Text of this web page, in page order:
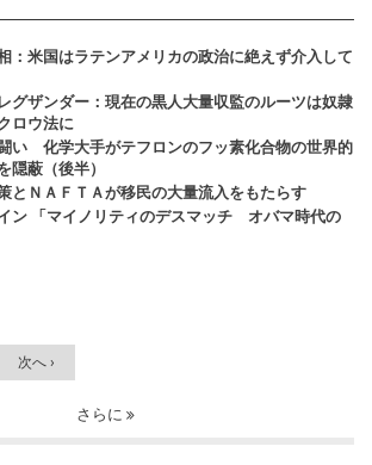
：米国はラテンアメリカの政治に絶えず介入して
グザンダー：現在の黒人大量収監のルーツは奴隷
ロウ法に
い 化学大手がテフロンのフッ素化合物の世界的
隠蔽（後半）
とＮＡＦＴＡが移民の大量流入をもたらす
ン 「マイノリティのデスマッチ オバマ時代の
次へ ›
さらに